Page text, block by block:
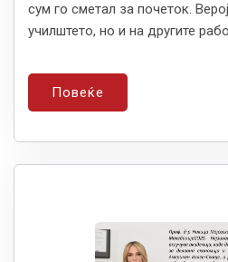
сум го сметал за почеток.
училштето, но и на другите
Повеќе